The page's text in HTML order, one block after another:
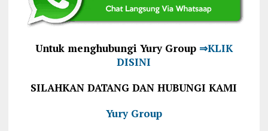
Untuk menghubungi Yury Group⇒KLIK
DISINI
SILAHKAN DATANG DAN HUBUNGI KAMI
Yury Group